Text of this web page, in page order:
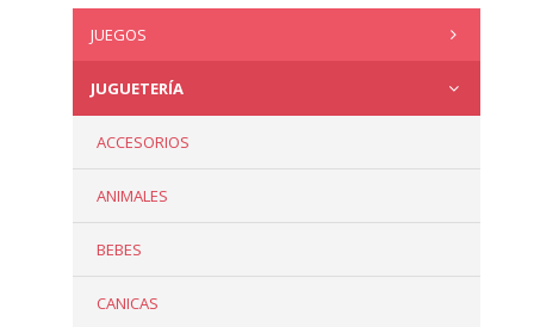
JUEGOS
JUGUETERÍA
ACCESORIOS
ANIMALES
BEBES
CANICAS